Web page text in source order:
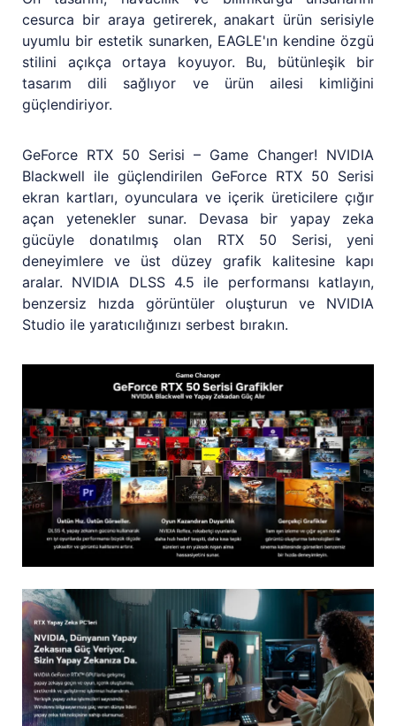
cesurca bir araya getirerek, anakart ürün serisiyle
uyumlu bir estetik sunarken, EAGLE'ın kendine özgü
stilini açıkça ortaya koyuyor. Bu, bütünleşik bir
tasarım dili sağlıyor ve ürün ailesi kimliğini
güçlendiriyor.
GeForce RTX 50 Serisi – Game Changer! NVIDIA
Blackwell ile güçlendirilen GeForce RTX 50 Serisi
ekran kartları, oyunculara ve içerik üreticilere çığır
açan yetenekler sunar. Devasa bir yapay zeka
gücüyle donatılmış olan RTX 50 Serisi, yeni
deneyimlere ve üst düzey grafik kalitesine kapı
aralar. NVIDIA DLSS 4.5 ile performansı katlayın,
benzersiz hızda görüntüler oluşturun ve NVIDIA
Studio ile yaratıcılığınızı serbest bırakın.